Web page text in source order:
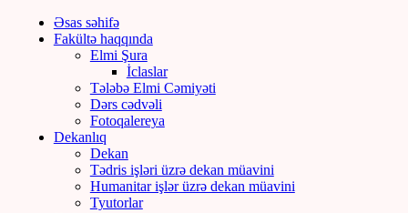
Əsas səhifə
Fakültə haqqında
Elmi Şura
İclaslar
Tələbə Elmi Cəmiyəti
Dərs cədvəli
Fotoqalereya
Dekanlıq
Dekan
Tədris işləri üzrə dekan müavini
Humanitar işlər üzrə dekan müavini
Tyutorlar